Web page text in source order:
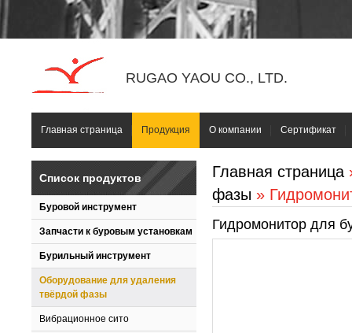
RUGAO YAOU CO., LTD.
Главная страница Продукция О компании Сертификат
Список продуктов
Буровой инструмент
Запчасти к буровым установкам
Бурильный инструмент
Оборудование для удаления
твёрдой фазы
Вибрационное сито
Главная страница
фазы »
Гидромонитор для